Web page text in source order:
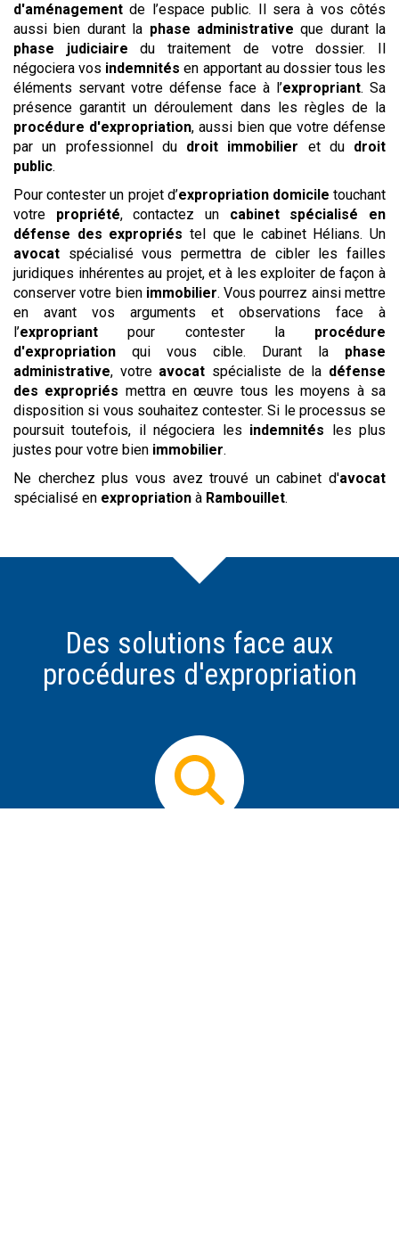
d'aménagement de l’espace public. Il sera à vos côtés
aussi bien durant la phase administrative que durant la
phase judiciaire du traitement de votre dossier. Il
négociera vos indemnités en apportant au dossier tous les
éléments servant votre défense face à l’expropriant. Sa
présence garantit un déroulement dans les règles de la
procédure d'expropriation, aussi bien que votre défense
par un professionnel du droit immobilier et du droit
public.
Pour contester un projet d’expropriation domicile touchant
votre propriété, contactez un cabinet spécialisé en
défense des expropriés tel que le cabinet Hélians. Un
avocat spécialisé vous permettra de cibler les failles
juridiques inhérentes au projet, et à les exploiter de façon à
conserver votre bien immobilier. Vous pourrez ainsi mettre
en avant vos arguments et observations face à
l’expropriant pour contester la procédure
d'expropriation qui vous cible. Durant la phase
administrative, votre avocat spécialiste de la défense
des expropriés mettra en œuvre tous les moyens à sa
disposition si vous souhaitez contester. Si le processus se
poursuit toutefois, il négociera les indemnités les plus
justes pour votre bien immobilier.
Ne cherchez plus vous avez trouvé un cabinet d'avocat
spécialisé en expropriation à Rambouillet.
Des solutions face aux
procédures d'expropriation